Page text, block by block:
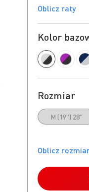
Kolor
Rozmiar
M (19") 28"
Oblicz raty